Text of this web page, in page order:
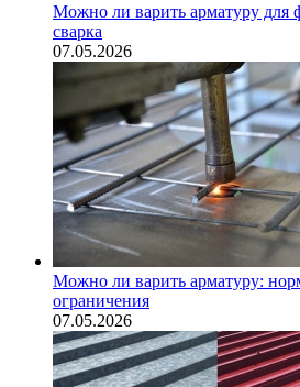
Можно ли варить арматуру для
сварка
07.05.2026
Можно ли варить арматуру:
ограничения
07.05.2026